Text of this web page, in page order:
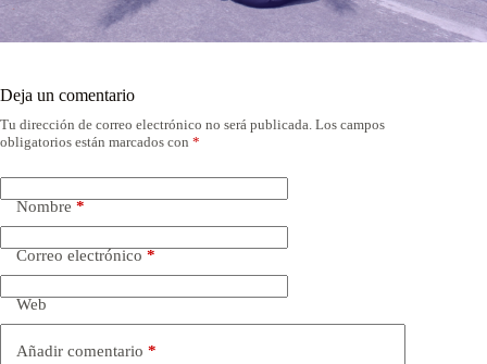
Deja un comentario
Tu dirección de correo electrónico no será publicada. Los campos
obligatorios están marcados con *
Nombre *
Correo electrónico *
Web
Añadir comentario *